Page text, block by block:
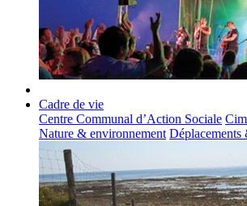
Cadre de vie
Centre Communal d’Action Sociale
Nature & environnement Déplacements